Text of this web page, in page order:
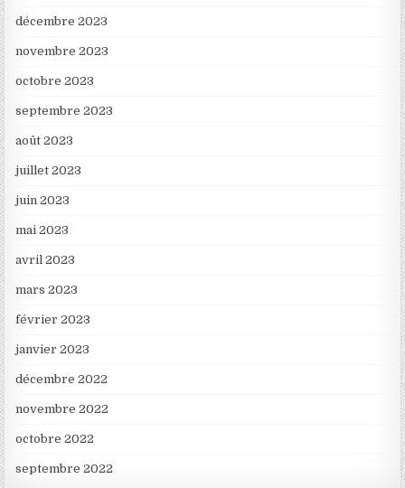
décembre 2023
novembre 2023
octobre 2023
septembre 2023
août 2023
juillet 2023
juin 2023
mai 2023
avril 2023
mars 2023
février 2023
janvier 2023
décembre 2022
novembre 2022
octobre 2022
septembre 2022